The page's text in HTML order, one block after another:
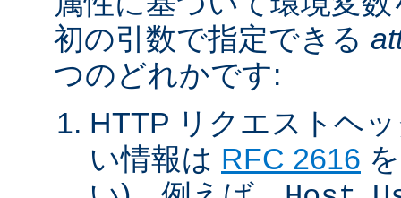
初の引数で指定できる
つのどれかです:
HTTP リクエストヘ
い情報は RFC 2616